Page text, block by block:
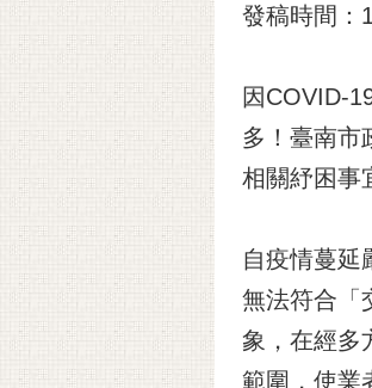
發稿時間：
因COVID-
多！臺南市
相關紓困事
自疫情蔓延
無法符合「
象，在經多
範圍，使業